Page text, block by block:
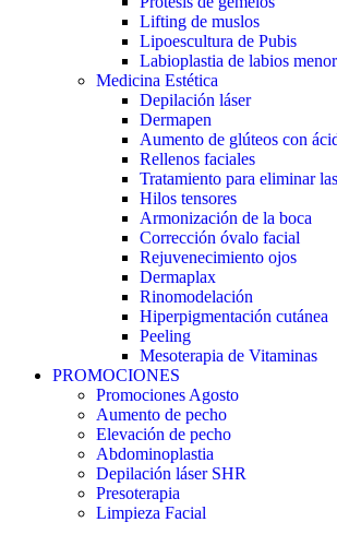
Lifting de muslos
Lipoescultura de Pubis
Labioplastia de labios
Medicina Estética
Depilación láser
Dermapen
Aumento de glúteos con
Rellenos faciales
Tratamiento para eliminar
Hilos tensores
Armonización de la boca
Corrección óvalo facial
Rejuvenecimiento ojos
Dermaplax
Rinomodelación
Hiperpigmentación cutánea
Peeling
Mesoterapia de Vitaminas
PROMOCIONES
Promociones Agosto
Aumento de pecho
Elevación de pecho
Abdominoplastia
Depilación láser SHR
Presoterapia
Limpieza Facial